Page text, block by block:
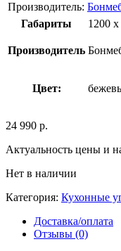
Производитель:
Габариты
1200
Производитель
Цвет:
24 990 р.
Актуальность цены и
Нет в наличии
Категория: Кухонные
Доставка/оплата
Отзывы (0)